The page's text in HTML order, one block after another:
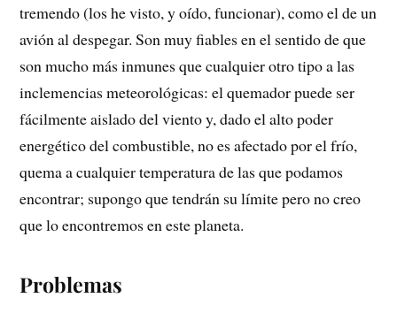
tremendo (los he visto, y oído, funcionar), como el de un
avión al despegar. Son muy fiables en el sentido de que
son mucho más inmunes que cualquier otro tipo a las
inclemencias meteorológicas: el quemador puede ser
fácilmente aislado del viento y, dado el alto poder
energético del combustible, no es afectado por el frío,
quema a cualquier temperatura de las que podamos
encontrar; supongo que tendrán su límite pero no creo
que lo encontremos en este planeta.
Problemas